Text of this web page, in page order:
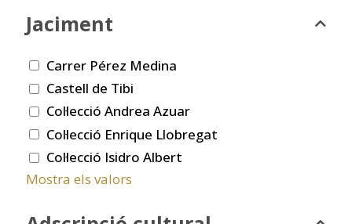
Jaciment
Carrer Pérez Medina
Castell de Tibi
Col·lecció Andrea Azuar
Col·lecció Enrique Llobregat
Col·lecció Isidro Albert
Mostra els valors